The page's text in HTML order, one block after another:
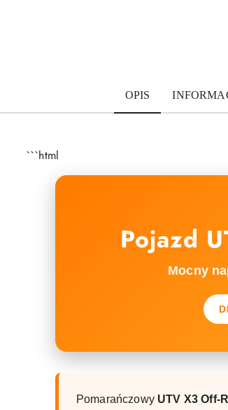
OPIS
```html
Pojazd
Mocny
Pomarańczowy UTV X3 Off-